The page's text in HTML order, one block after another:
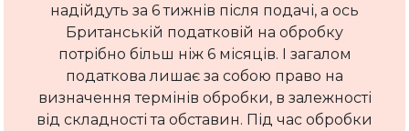
надійдуть за 6 тижнів після подачі, а ось
Британській податковій на обробку
потрібно більш ніж 6 місяців. І загалом
податкова лишає за собою право на
визначення термінів обробки, в залежності
від складності та обставин. Під час обробки